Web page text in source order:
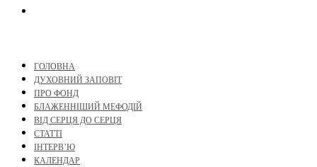
ГОЛОВНА
ДУХОВНИЙ ЗАПОВІТ
ПРО ФОНД
БЛАЖЕННІШИЙ МЕФОДІЙ
ВІД СЕРЦЯ ДО СЕРЦЯ
СТАТТІ
ІНТЕРВ’Ю
КАЛЕНДАР